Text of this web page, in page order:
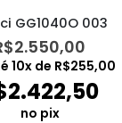
GG1040O 003
2.550,00
10x de R$255,00
2.422,50
no pix